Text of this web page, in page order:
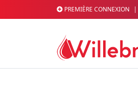
PREMIÈRE CONNEXION |